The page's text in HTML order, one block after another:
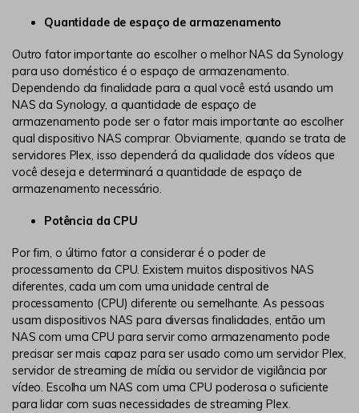
Quantidade de espaço de armazenamento
Outro fator importante ao escolher o melhor NAS da Synology
para uso doméstico é o espaço de armazenamento.
Dependendo da finalidade para a qual você está usando um
NAS da Synology, a quantidade de espaço de
armazenamento pode ser o fator mais importante ao escolher
qual dispositivo NAS comprar. Obviamente, quando se trata de
servidores Plex, isso dependerá da qualidade dos vídeos que
você deseja e determinará a quantidade de espaço de
armazenamento necessário.
Potência da CPU
Por fim, o último fator a considerar é o poder de
processamento da CPU. Existem muitos dispositivos NAS
diferentes, cada um com uma unidade central de
processamento (CPU) diferente ou semelhante. As pessoas
usam dispositivos NAS para diversas finalidades, então um
NAS com uma CPU para servir como armazenamento pode
precisar ser mais capaz para ser usado como um servidor Plex,
servidor de streaming de mídia ou servidor de vigilância por
vídeo. Escolha um NAS com uma CPU poderosa o suficiente
para lidar com suas necessidades de streaming Plex.